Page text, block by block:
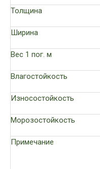
Толщина
Ширина
Вес 1 пог. м
Влагостойкость
Износостойкость
Морозостойкость
Примечание